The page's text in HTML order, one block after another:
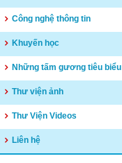
(24/02/2025)
Công nghệ thông tin
Khuyến học
Những tấm gương tiêu biểu
Thư viện ảnh
Thư Viện Videos
Liên hệ